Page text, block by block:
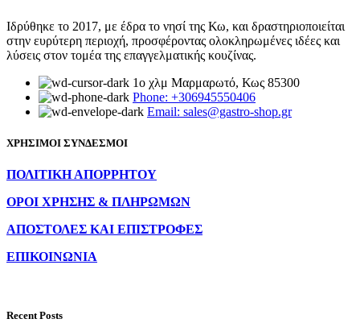
Ιδρύθηκε το 2017, με έδρα το νησί της Κω, και δραστηριοποιείται
στην ευρύτερη περιοχή, προσφέροντας ολοκληρωμένες ιδέες και
λύσεις στον τομέα της επαγγελματικής κουζίνας.
1ο χλμ Μαρμαρωτό, Κως 85300
Phone: +306945550406
Email: sales@gastro-shop.gr
ΧΡΗΣΙΜΟΙ ΣΥΝΔΕΣΜΟΙ
ΠΟΛΙΤΙΚΗ ΑΠΟΡΡΗΤΟΥ
ΟΡΟΙ ΧΡΗΣΗΣ & ΠΛΗΡΩΜΩΝ
ΑΠΟΣΤΟΛΕΣ ΚΑΙ ΕΠΙΣΤΡΟΦΕΣ
ΕΠΙΚΟΙΝΩΝΙΑ
Recent Posts